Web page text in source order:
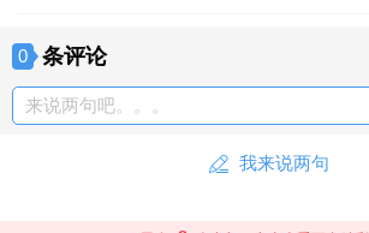
0 条评论
来说两句吧。。。
我来说两句